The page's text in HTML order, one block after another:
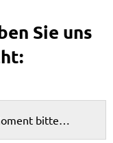
Sie uns
bitte…